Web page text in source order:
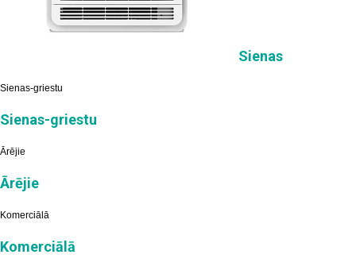
Sienas
Sienas-griestu
Sienas-griestu
Ārējie
Ārējie
Komerciālā
Komerciālā